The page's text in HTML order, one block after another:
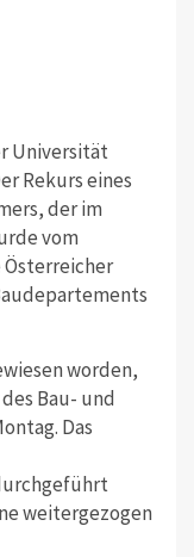
Universität
Rekurs eines
der im
vom
worden,
Bau- und
Das
weitergezogen